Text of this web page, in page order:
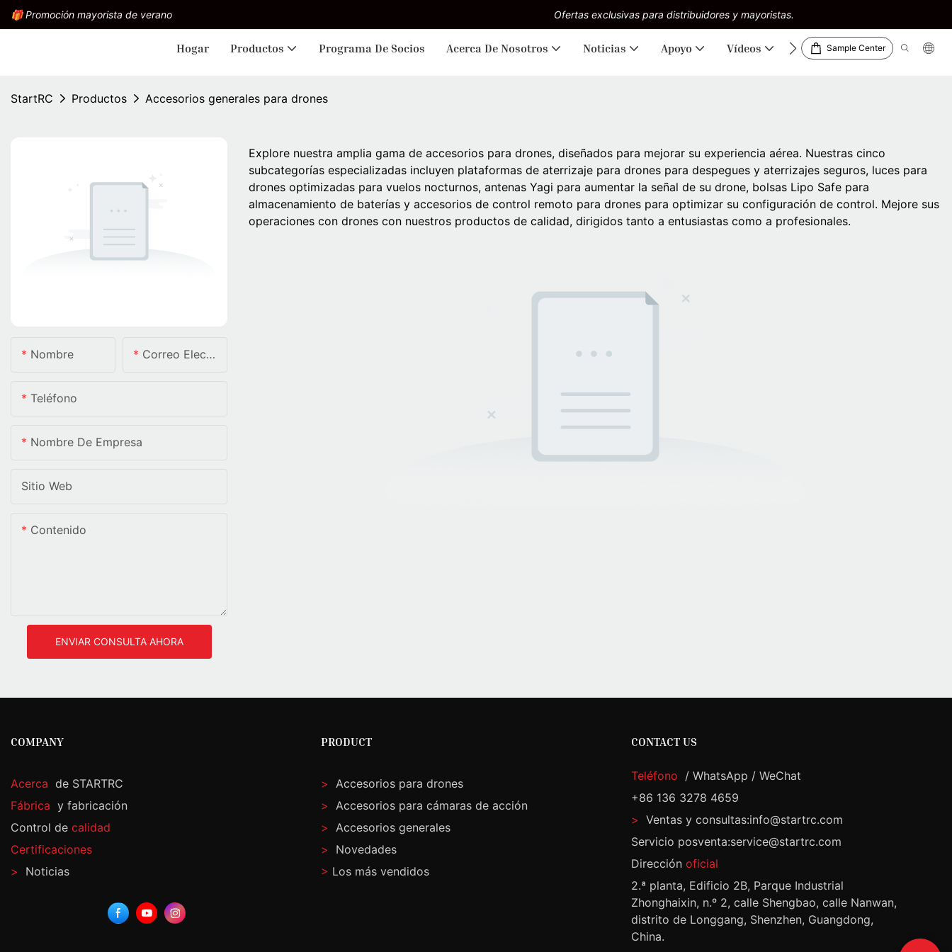
🎁 Promoción mayorista de verano Ofertas exclusivas para distribuidores y mayoristas.
Hogar Productos Programa De Socios Acerca De Nosotros Noticias Apoyo Vídeos DescargasSample Center
StartRC Productos Accesorios generales para drones
Nombre Correo Electrónico
Teléfono
Nombre De Empresa
Sitio Web
Contenido
ENVIAR CONSULTA AHORA
Explore nuestra amplia gama de accesorios para drones, diseñados para mejorar su experiencia aérea. Nuestras cinco
subcategorías especializadas incluyen plataformas de aterrizaje para drones para despegues y aterrizajes seguros, luces para
drones optimizadas para vuelos nocturnos, antenas Yagi para aumentar la señal de su drone, bolsas Lipo Safe para
almacenamiento de baterías y accesorios de control remoto para drones para optimizar su configuración de control. Mejore sus
operaciones con drones con nuestros productos de calidad, dirigidos tanto a entusiastas como a profesionales.
COMPANY
Acerca de STARTRC
Fábrica y fabricación
Control de calidad
Certificaciones
>
Noticias
PRODUCT
> Accesorios para drones
> Accesorios para cámaras de acción
> Accesorios generales
>
Novedades
> Los más vendidos
CONTACT US
Teléfono / WhatsApp / WeChat
+86 136 3278 4659
> Ventas y consultas:info@startrc.com
Servicio posventa:service@startrc.com
Dirección oficial
2.ª planta, Edificio 2B, Parque Industrial
Zhonghaixin, n.º 2, calle Shengbao, calle Nanwan,
distrito de Longgang, Shenzhen, Guangdong,
China.